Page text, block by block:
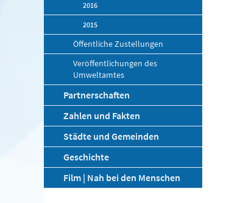
2016
2015
Öffentliche Zustellungen
Veröffentlichungen des
Umweltamtes
Partnerschaften
Zahlen und Fakten
Städte und Gemeinden
Geschichte
Film | Nah bei den Menschen